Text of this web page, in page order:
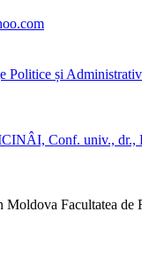
Politice și
Conf. univ., dr.,
Moldova Facultatea de